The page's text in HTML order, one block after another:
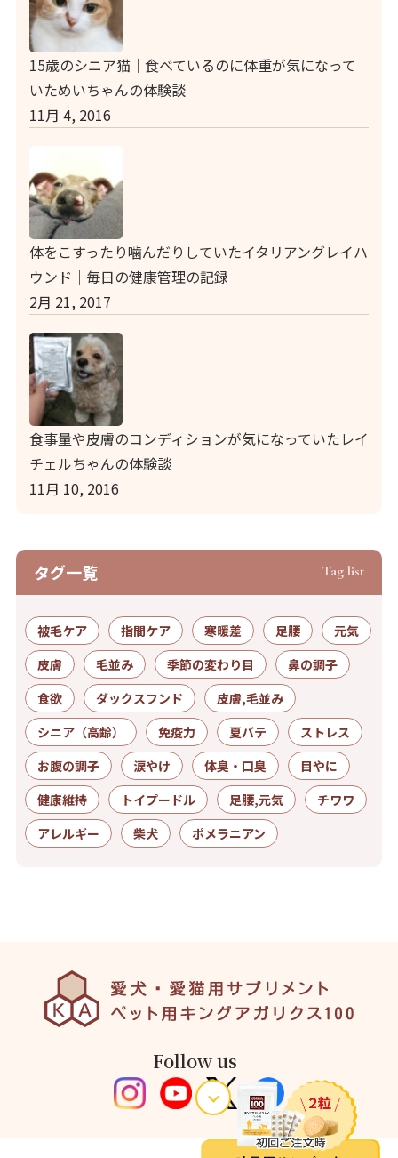
15歳のシニア猫｜食べているのに体重が気になって
いためいちゃんの体験談
11月 4, 2016
体をこすったり噛んだりしていたイタリアングレイハ
ウンド｜毎日の健康管理の記録
2月 21, 2017
食事量や皮膚のコンディションが気になっていたレイ
チェルちゃんの体験談
11月 10, 2016
タグ⼀覧 Tag list
被毛ケア 指間ケア 寒暖差 足腰
元気
皮膚
毛並み 季節の変わり目
鼻の調子
食欲
ダックスフンド
皮膚,毛並み
シニア（高齢）
免疫力 夏バテ
ストレス
お腹の調子
涙やけ 体臭・口臭
目やに
健康維持
トイプードル 足腰,元気
チワワ
アレルギー
柴犬 ポメラニアン
Follow us